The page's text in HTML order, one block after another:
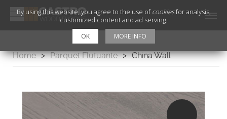
Home > Parquet Flutuante > China Wall
By using this website, you agree to the use ofcookiesfor analysis,
customized content and ad serving.
OK MORE INFO